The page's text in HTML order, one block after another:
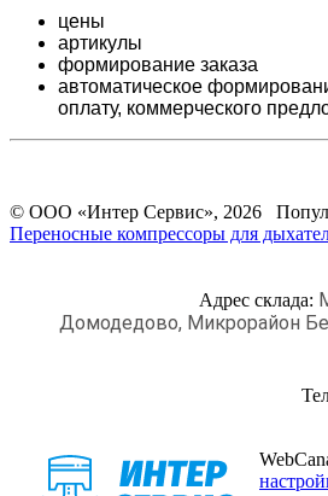
цены
артикулы
формирование заказа
автоматическое
оплату, коммерческого
© ООО «Интер Сервис», 2026
Переносные компрессоры для
Адрес склада:
Домодедово, Микрорайон